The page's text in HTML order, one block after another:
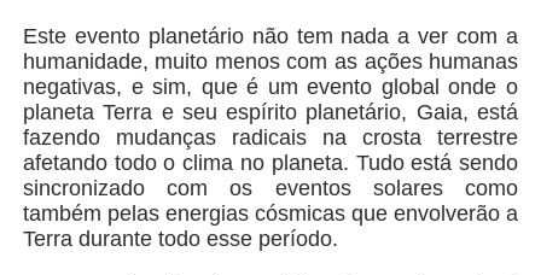
Este evento planetário não tem nada a ver com a
humanidade, muito menos com as ações humanas
negativas, e sim, que é um evento global onde o
planeta Terra e seu espírito planetário, Gaia, está
fazendo mudanças radicais na crosta terrestre
afetando todo o clima no planeta. Tudo está sendo
sincronizado com os eventos solares como
também pelas energias cósmicas que envolverão a
Terra durante todo esse período.